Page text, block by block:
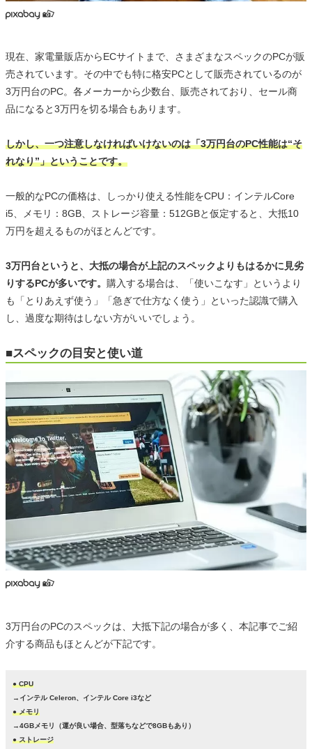
現在、家電量販店からECサイトまで、さまざまなスペックのPCが販
売されています。その中でも特に格安PCとして販売されているのが
3万円台のPC。各メーカーから少数台、販売されており、セール商
品になると3万円を切る場合もあります。
しかし、一つ注意しなければいけないのは「3万円台のPC性能は“そ
れなり”」ということです。
一般的なPCの価格は、しっかり使える性能をCPU：インテルCore
i5、メモリ：8GB、ストレージ容量：512GBと仮定すると、大抵10
万円を超えるものがほとんどです。
3万円台というと、大抵の場合が上記のスペックよりもはるかに見劣
りするPCが多いです。 購入する場合は、「使いこなす」というより
も「とりあえず使う」「急ぎで仕方なく使う」といった認識で購入
し、過度な期待はしない方がいいでしょう。
■スペックの目安と使い道
3万円台のPCのスペックは、大抵下記の場合が多く、本記事でご紹
介する商品もほとんどが下記です。
● CPU
→インテル Celeron、インテル Core i3など
● メモリ
→4GBメモリ（運が良い場合、型落ちなどで8GBもあり）
● ストレージ